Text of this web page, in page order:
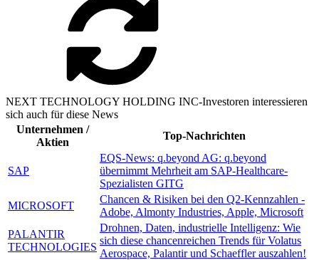
NEXT TECHNOLOGY HOLDING INC-Investoren interessieren
sich auch für diese News
Unternehmen /
Aktien
Top-Nachrichten
SAP
EQS-News: q.beyond AG: q.beyond
übernimmt Mehrheit am SAP-Healthcare-
Spezialisten GITG
MICROSOFT
Chancen & Risiken bei den Q2-Kennzahlen -
Adobe, Almonty Industries, Apple, Microsoft
PALANTIR
TECHNOLOGIES
Drohnen, Daten, industrielle Intelligenz: Wie
sich diese chancenreichen Trends für Volatus
Aerospace, Palantir und Schaeffler auszahlen!